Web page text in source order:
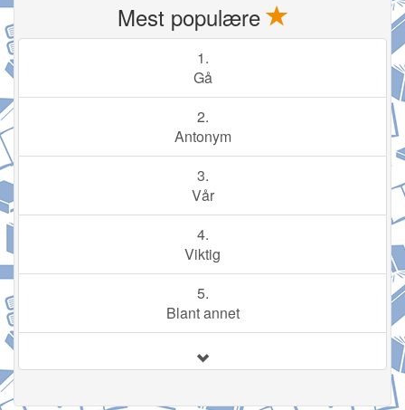
Mest populære
1.
Gå
2.
Antonym
3.
Vår
4.
Viktig
5.
Blant annet